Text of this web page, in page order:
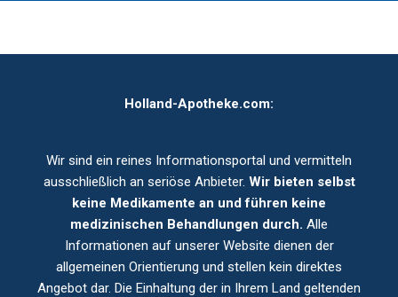
Holland-Apotheke.com:
Wir sind ein reines Informationsportal und vermitteln
ausschließlich an seriöse Anbieter. Wir bieten selbst
keine Medikamente an und führen keine
medizinischen Behandlungen durch. Alle
Informationen auf unserer Website dienen der
allgemeinen Orientierung und stellen kein direktes
Angebot dar. Die Einhaltung der in Ihrem Land geltenden